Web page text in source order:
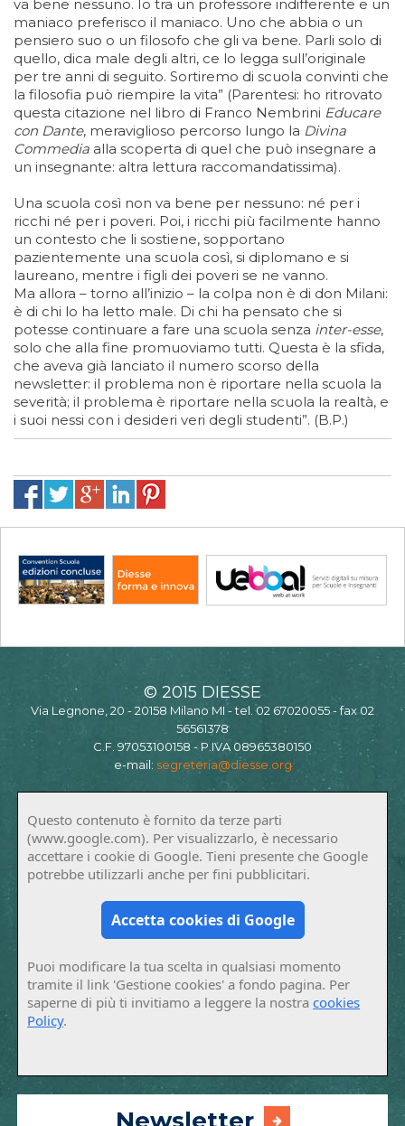
va bene nessuno. Io tra un professore indifferente e un
maniaco preferisco il maniaco. Uno che abbia o un
pensiero suo o un filosofo che gli va bene. Parli solo di
quello, dica male degli altri, ce lo legga sull’originale
per tre anni di seguito. Sortiremo di scuola convinti che
la filosofia può riempire la vita” (Parentesi: ho ritrovato
questa citazione nel libro di Franco Nembrini Educare
con Dante, meraviglioso percorso lungo la Divina
Commedia alla scoperta di quel che può insegnare a
un insegnante: altra lettura raccomandatissima).
Una scuola così non va bene per nessuno: né per i
ricchi né per i poveri. Poi, i ricchi più facilmente hanno
un contesto che li sostiene, sopportano
pazientemente una scuola così, si diplomano e si
laureano, mentre i figli dei poveri se ne vanno.
Ma allora – torno all’inizio – la colpa non è di don Milani:
è di chi lo ha letto male. Di chi ha pensato che si
potesse continuare a fare una scuola senza inter-esse,
solo che alla fine promuoviamo tutti. Questa è la sfida,
che aveva già lanciato il numero scorso della
newsletter: il problema non è riportare nella scuola la
severità; il problema è riportare nella scuola la realtà, e
i suoi nessi con i desideri veri degli studenti”. (B.P.)
© 2015 DIESSE
Via Legnone, 20 - 20158 Milano MI - tel. 02 67020055 - fax 02
56561378
C.F. 97053100158 - P.IVA 08965380150
e-mail: segreteria@diesse.org
Questo contenuto è fornito da terze parti
(www.google.com). Per visualizzarlo, è necessario
accettare i cookie di Google. Tieni presente che Google
potrebbe utilizzarli anche per fini pubblicitari.
Accetta cookies di Google
Puoi modificare la tua scelta in qualsiasi momento
tramite il link 'Gestione cookies' a fondo pagina. Per
saperne di più ti invitiamo a leggere la nostracookies
Policy.